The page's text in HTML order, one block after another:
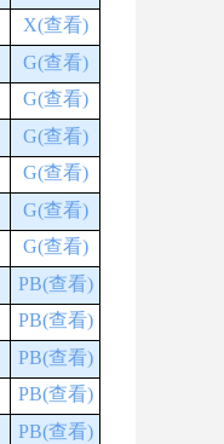
X(查看)
G(查看)
G(查看)
G(查看)
G(查看)
G(查看)
G(查看)
PB(查看)
PB(查看)
PB(查看)
PB(查看)
PB(查看)